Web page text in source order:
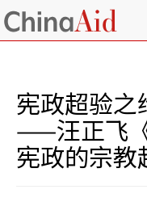
宪政超验之
——汪正飞
宪政的宗教